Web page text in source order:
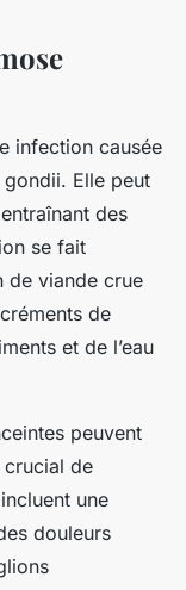
la
infection causée
Elle peut
des
se fait
de viande crue
de
et de l’eau
peuvent
crucial de
une
douleurs